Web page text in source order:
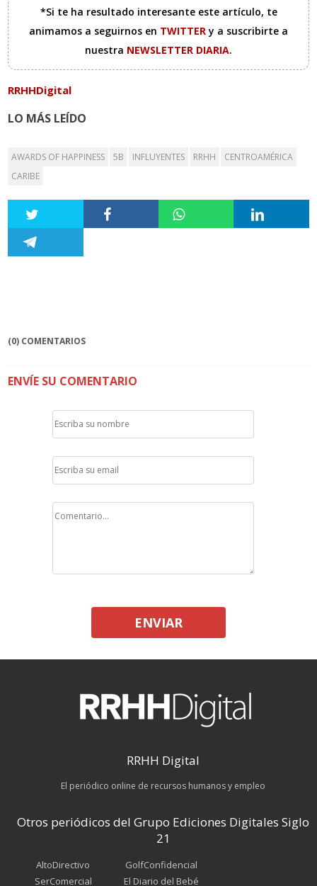
*Si te ha resultado interesante este artículo, te
animamos a seguirnos en TWITTERy a suscribirte a
nuestra NEWSLETTER DIARIA.
RRHHDigital
LO MÁS LEÍDO
AWARDS OF HAPPINESS 5B INFLUYENTES RRHH
CENTROAMÉRICA
CARIBE
(0) COMENTARIOS
ENVÍE SU COMENTARIO
ENVIAR
RRHH Digital
El periódico online de recursos humanos y empleo
Otros periódicos del Grupo Ediciones Digitales Siglo
21
AltoDirectivo
SerComercial
GolfConfidencial
El Diario del Bebé